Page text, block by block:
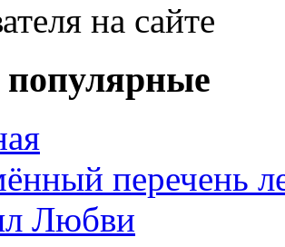
на сайте
перечень
Любви